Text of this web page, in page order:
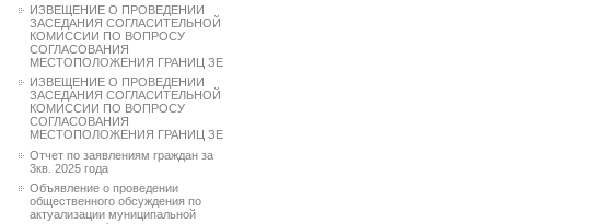
ИЗВЕЩЕНИЕ О ПРОВЕДЕНИИ
ЗАСЕДАНИЯ СОГЛАСИТЕЛЬНОЙ
КОМИССИИ ПО ВОПРОСУ
СОГЛАСОВАНИЯ
МЕСТОПОЛОЖЕНИЯ ГРАНИЦ ЗЕ
ИЗВЕЩЕНИЕ О ПРОВЕДЕНИИ
ЗАСЕДАНИЯ СОГЛАСИТЕЛЬНОЙ
КОМИССИИ ПО ВОПРОСУ
СОГЛАСОВАНИЯ
МЕСТОПОЛОЖЕНИЯ ГРАНИЦ ЗЕ
Отчет по заявлениям граждан за
3кв. 2025 года
Объявление о проведении
общественного обсуждения по
актуализации муниципальной